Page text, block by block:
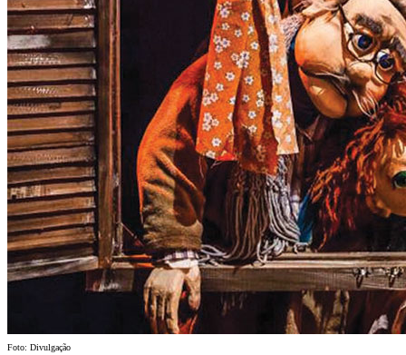
Foto: Divulgação